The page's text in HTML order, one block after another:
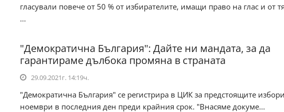
гласували повече от 50 % от избирателите, имащи право на глас и от
...
"Демократична България": Дайте ни мандата, за да
гарантираме дълбока промяна в страната
29.09.2021г. 14:19ч.
"Демократична България" се регистрира в ЦИК за предстоящите
ноември в последния ден преди крайния срок. "Внасяме докуме...